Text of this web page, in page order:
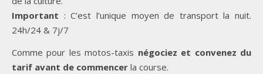
Important : C’est l’unique moyen de transport la nuit.
24h/24 & 7j/7
Comme pour les motos-taxis négociez et convenez du
tarif avant de commencer la course.